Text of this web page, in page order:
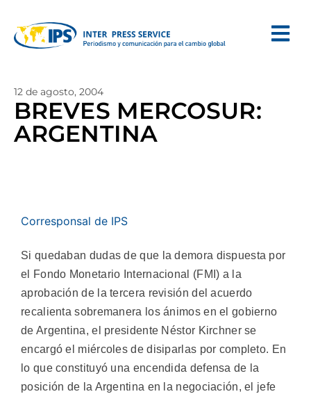
12 de agosto, 2004
BREVES MERCOSUR:
ARGENTINA
Corresponsal de IPS
Si quedaban dudas de que la demora dispuesta por
el Fondo Monetario Internacional (FMI) a la
aprobación de la tercera revisión del acuerdo
recalienta sobremanera los ánimos en el gobierno
de Argentina, el presidente Néstor Kirchner se
encargó el miércoles de disiparlas por completo. En
lo que constituyó una encendida defensa de la
posición de la Argentina en la negociación, el jefe